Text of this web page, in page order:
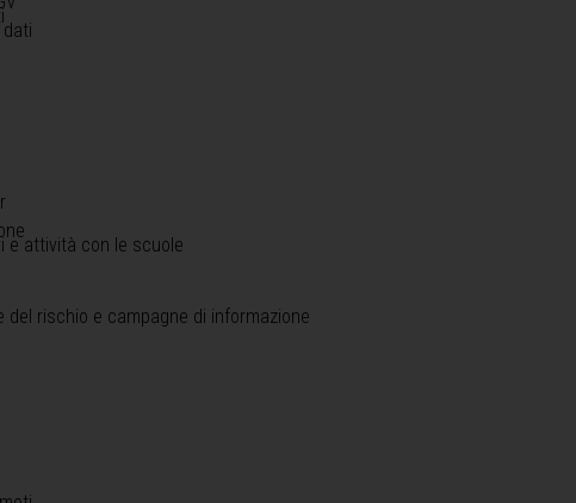
e attività con le scuole
del rischio e campagne di informazione